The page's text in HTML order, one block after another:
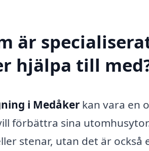
är
hjälpa till
i Medåker kan vara en
förbättra sina
stenar, utan det är också